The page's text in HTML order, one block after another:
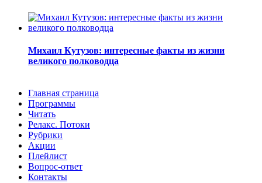
Михаил Кутузов: интересные факты из жизни
великого полководца
Главная страница
Программы
Читать
Релакс. Потоки
Рубрики
Акции
Плейлист
Вопрос-ответ
Контакты